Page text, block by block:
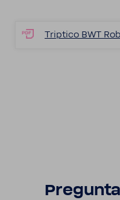
Trip­tico BWT